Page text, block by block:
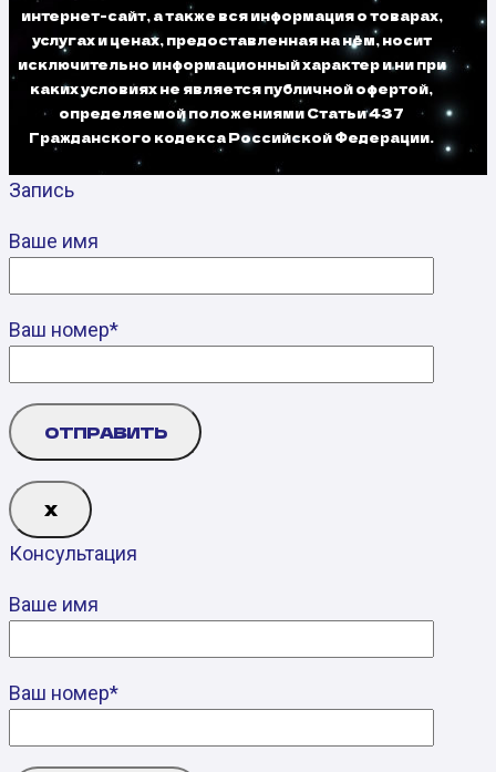
интернет-сайт, а также вся информация о товарах,
услугах и ценах, предоставленная на нём, носит
исключительно информационный характер и ни при
каких условиях не является публичной офертой,
определяемой положениями Статьи 437
Гражданского кодекса Российской Федерации.
Запись
Ваше имя
Ваш номер*
Х
Консультация
Ваше имя
Ваш номер*